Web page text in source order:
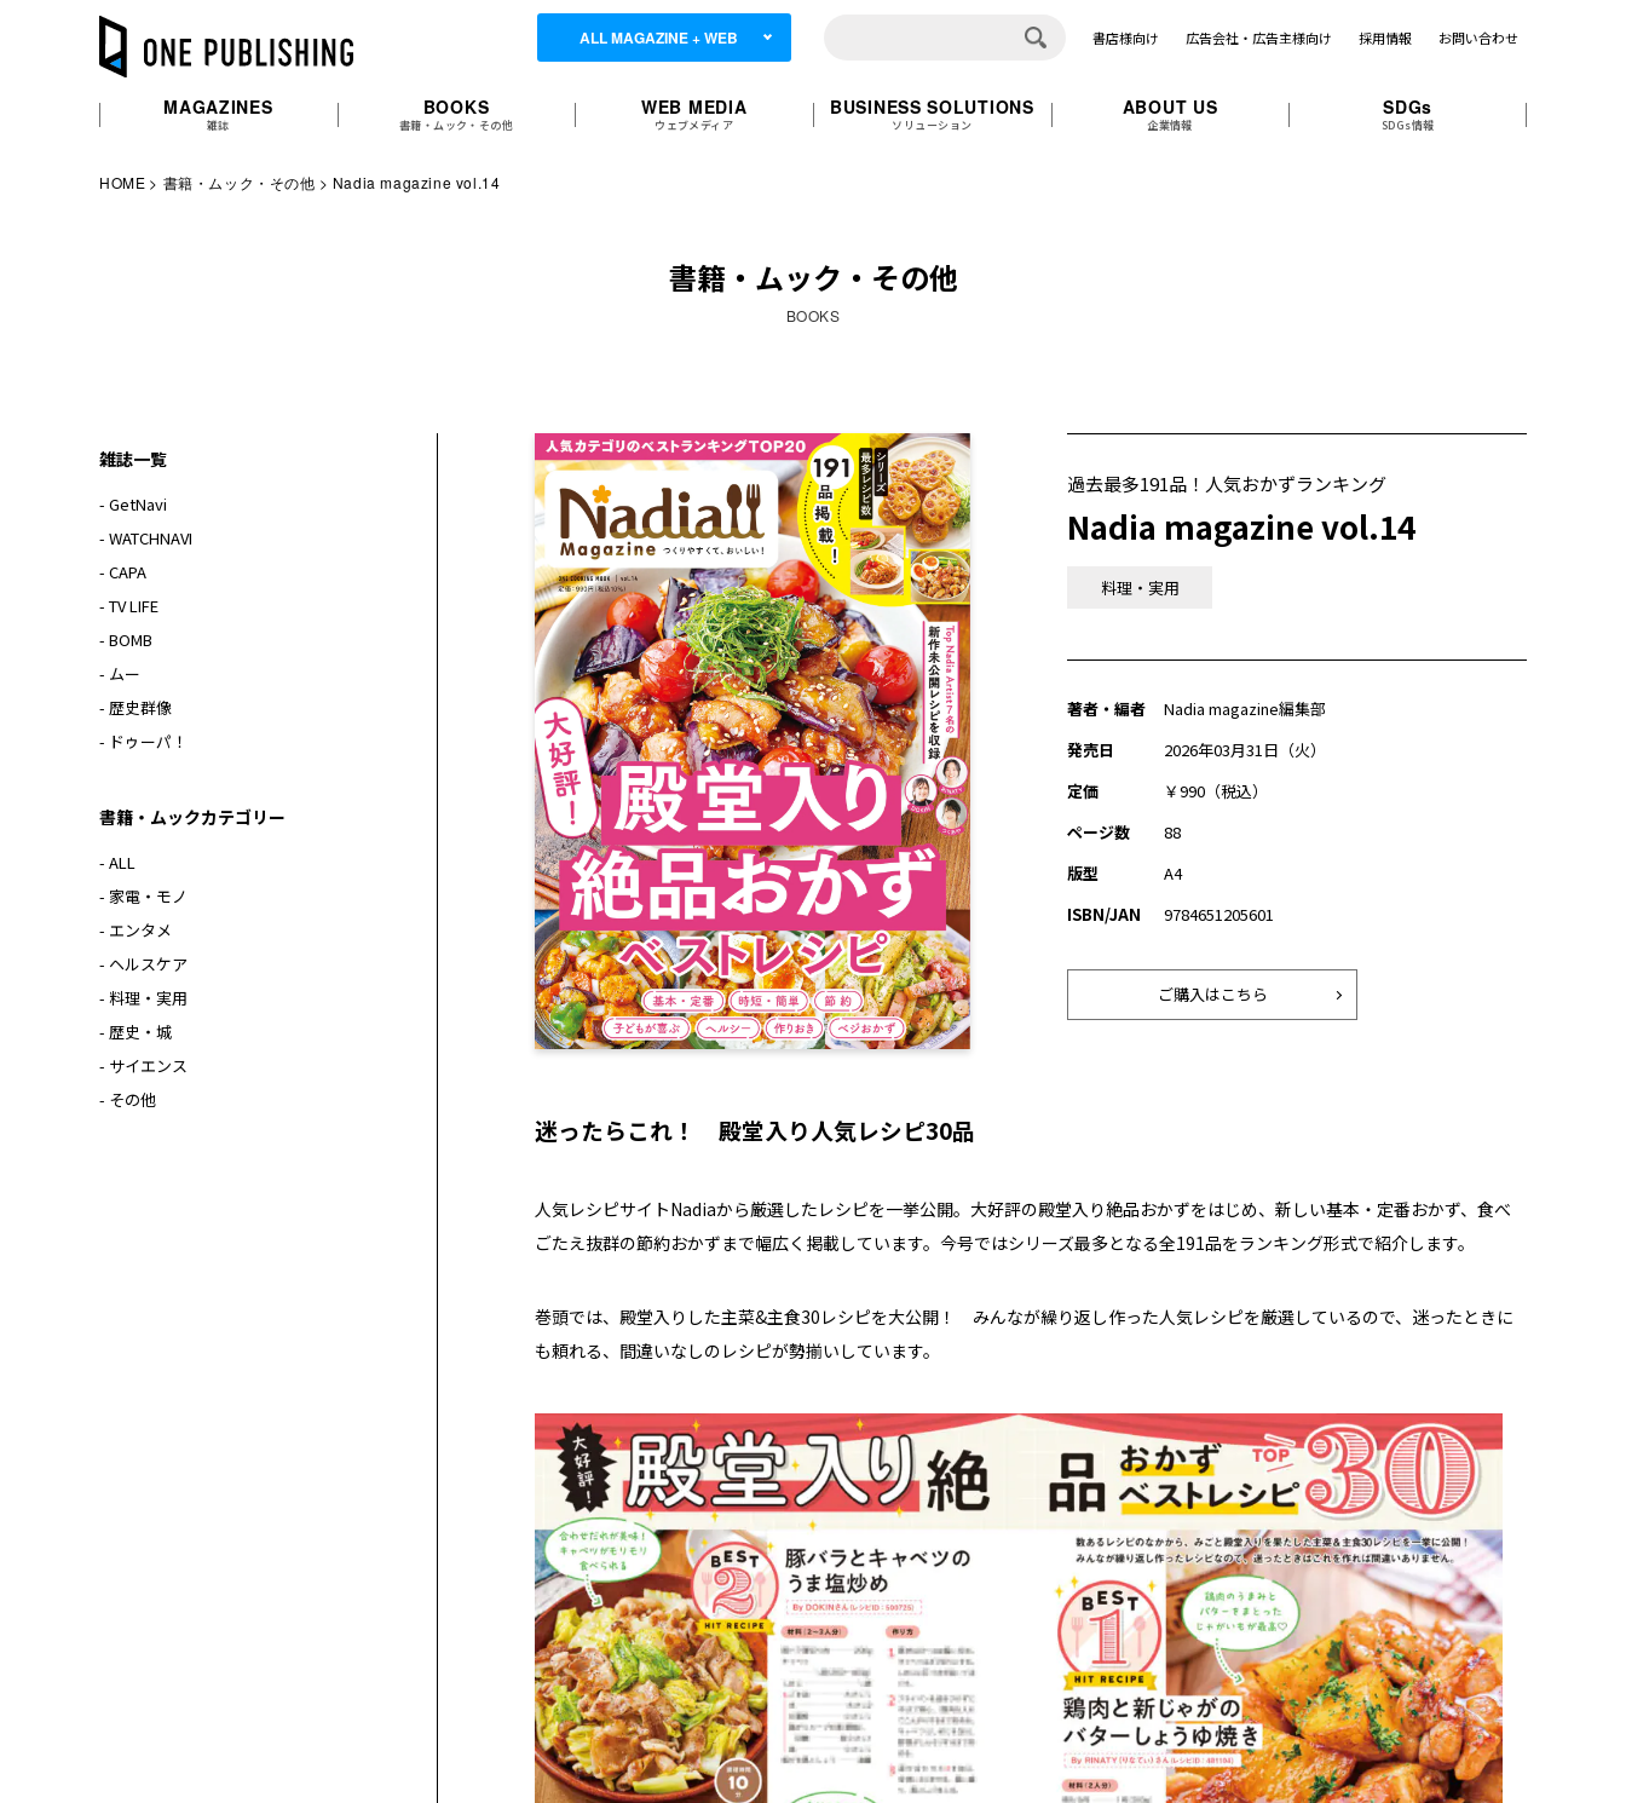
ALL MAGAZINE + WEB 書店様向け 広告会社・広告主様向け 採用情報 お問い合わせ
MAGAZINES
雑誌
BOOKS
書籍・ムック・その他
WEB MEDIA
ウェブメディア
BUSINESS SOLUTIONS
ソリューション
ABOUT US
企業情報
SDGs
SDGs情報
HOME 書籍・ムック・その他 Nadia magazine vol.14
書籍・ムック・その他
BOOKS
過去最多191品！人気おかずランキング
Nadia magazine vol.14
料理・実用
著者・編者
Nadia magazine編集部
発売日
2026年03月31日（火）
定価
￥990（税込）
ページ数
88
版型
A4
ISBN/JAN
9784651205601
ご購入はこちら
迷ったらこれ！ 殿堂入り人気レシピ30品
人気レシピサイトNadiaから厳選したレシピを一挙公開。大好評の殿堂入り絶品おかずをはじめ、新しい基本・定番おかず、食べ
ごたえ抜群の節約おかずまで幅広く掲載しています。今号ではシリーズ最多となる全191品をランキング形式で紹介します。
巻頭では、殿堂入りした主菜&主食30レシピを大公開！ みんなが繰り返し作った人気レシピを厳選しているので、迷ったときに
も頼れる、間違いなしのレシピが勢揃いしています。
雑誌一覧
- GetNavi
- WATCHNAVI
- CAPA
- TV LIFE
- BOMB
- ムー
- 歴史群像
- ドゥーパ！
書籍・ムックカテゴリー
- ALL
- 家電・モノ
- エンタメ
- ヘルスケア
- 料理・実用
- 歴史・城
- サイエンス
- その他